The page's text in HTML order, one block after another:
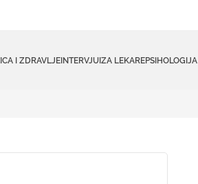
I ZDRAVLJEINTERVJUIZA LEKAREPSIHOLOGIJA